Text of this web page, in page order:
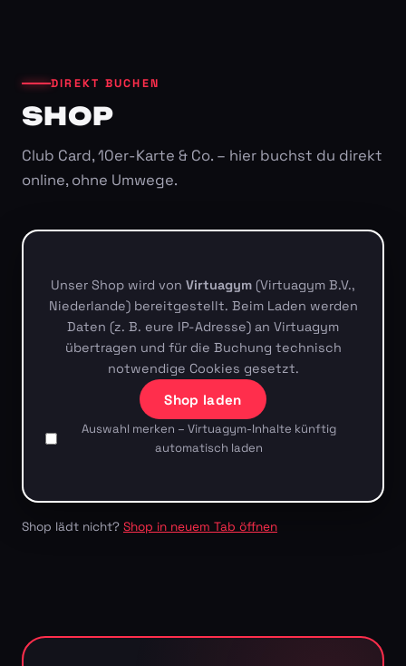
DIREKT BUCHEN
SHOP
Club Card, 10er-Karte & Co. – hier buchst du direkt
online, ohne Umwege.
Unser Shop wird von Virtuagym (Virtuagym B.V.,
Niederlande) bereitgestellt. Beim Laden werden
Daten (z. B. eure IP-Adresse) an Virtuagym
übertragen und für die Buchung technisch
notwendige Cookies gesetzt.
Shop laden
Auswahl merken – Virtuagym-Inhalte künftig
automatisch laden
Shop lädt nicht? Shop in neuem Tab öffnen